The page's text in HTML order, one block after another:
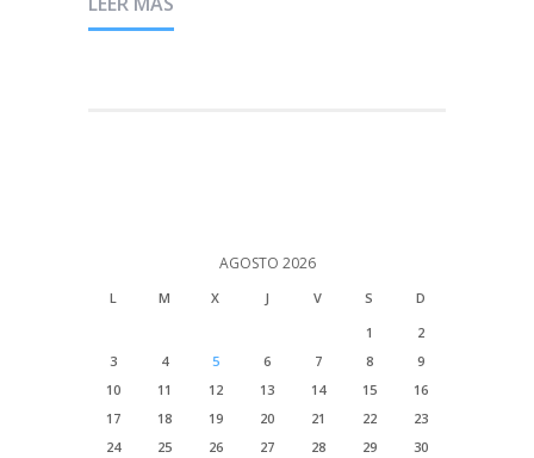
AGOSTO 2026
L M X J V S
D
1
2
3
4 5 6 7 8
9
10
11 12 13 14 15
16
17
18 19 20 21 22
23
24
25 26 27 28 29
30